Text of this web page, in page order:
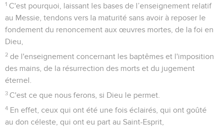
1 C'est pourquoi, laissant les bases de l’enseignement relatif
au Messie, tendons vers la maturité sans avoir à reposer le
fondement du renoncement aux œuvres mortes, de la foi en
Dieu,
2 de l'enseignement concernant les baptêmes et l'imposition
des mains, de la résurrection des morts et du jugement
éternel.
3 C'est ce que nous ferons, si Dieu le permet.
4 En effet, ceux qui ont été une fois éclairés, qui ont goûté
au don céleste, qui ont eu part au Saint-Esprit,